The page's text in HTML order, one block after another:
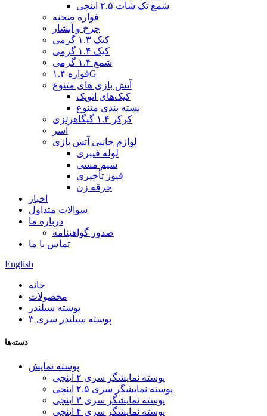
شمع تک شات ۲.۵ اینچی
فواره صحنه
چرخ و آبشار
کیک ۱.۳ گرمی
کیک ۱.۴ گرمی
شمع ۱.۴ گرمی
فواره ۱.۴G
آتش بازی های متنوع
کیک‌های اتوپک
بسته بندی متنوع
کرکر ۱.۴ گیگاهرتزی
آسر
لوازم جانبی آتش بازی
لوله فیبری
سیم مسی
فیوز تأخیری
جرقه زن
اخبار
سوالات متداول
درباره ما
صدور گواهینامه
تماس با ما
English
خانه
محصولات
پوسته سیلندر
پوسته سیلندر سری ۳
دسته‌ها
پوسته نمایش
پوسته نمایشگر سری ۲ اینچی
پوسته نمایشگر سری ۲.۵ اینچی
پوسته نمایشگر سری ۳ اینچی
پوسته نمایشگر سری ۴ اینچی